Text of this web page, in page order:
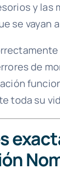
y las
se vayan
de
toda su